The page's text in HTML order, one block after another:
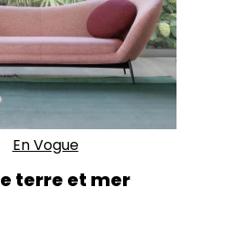
En Vogue
terre et mer